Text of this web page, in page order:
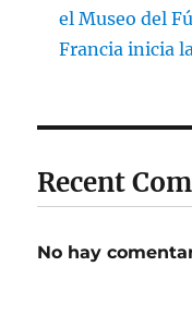
el Museo del
Francia inicia
Recent
No hay